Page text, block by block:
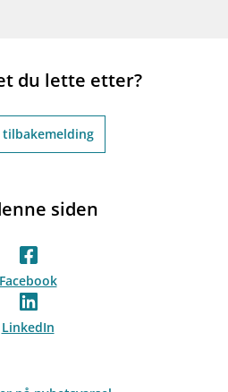
du lette etter?
tilbakemelding
siden
Facebook
LinkedIn